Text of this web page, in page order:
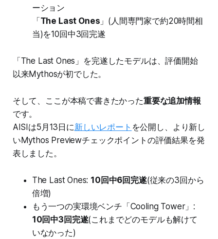
ーション
「 The Last Ones 」(人間専門家で約20時間相
当)を10回中3回完遂
「The Last Ones」を完遂したモデルは、評価開始
以来Mythosが初でした。
そして、ここが本稿で書きたかった重要な追加情報
です。
AISIは5月13日に新しいレポート を公開し、より新し
いMythos Previewチェックポイントの評価結果を発
表しました。
The Last Ones: 10回中6回完遂(従来の3回から
倍増)
もう一つの実環境ベンチ「Cooling Tower」:
10回中3回完遂(これまでどのモデルも解けて
いなかった)